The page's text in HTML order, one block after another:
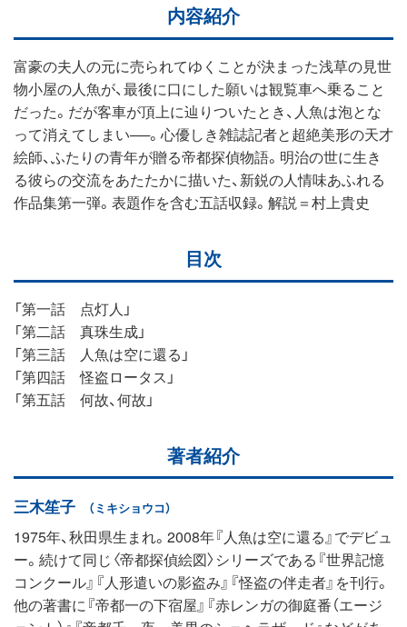
内容紹介
富豪の夫人の元に売られてゆくことが決まった浅草の見世
物小屋の人魚が、最後に口にした願いは観覧車へ乗ること
だった。だが客車が頂上に辿りついたとき、人魚は泡とな
って消えてしまい──。心優しき雑誌記者と超絶美形の天才
絵師、ふたりの青年が贈る帝都探偵物語。明治の世に生き
る彼らの交流をあたたかに描いた、新鋭の人情味あふれる
作品集第一弾。表題作を含む五話収録。解説＝村上貴史
目次
「第一話 点灯人」
「第二話 真珠生成」
「第三話 人魚は空に還る」
「第四話 怪盗ロータス」
「第五話 何故、何故」
著者紹介
三木笙子 （ミキショウコ）
1975年、秋田県生まれ。2008年『人魚は空に還る』でデビュ
ー。続けて同じ〈帝都探偵絵図〉シリーズである『世界記憶
コンクール』『人形遣いの影盗み』『怪盗の伴走者』を刊行。
他の著書に『帝都一の下宿屋』『赤レンガの御庭番（エージ